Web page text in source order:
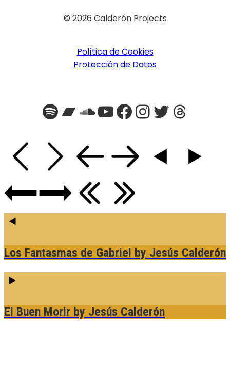
© 2026 Calderón Projects
Política de Cookies
Protección de Datos
Spotify
Bandcamp
SoundCloud
YouTube
Facebook
Instagram
Twitter
Los Fantasmas de Gabriel by Jesús Calderón
El Buen Morir by Jesús Calderón